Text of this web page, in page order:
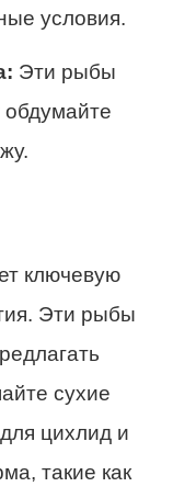
условия.
Эти рыбы
обдумайте
ключевую
Эти рыбы
сухие
цихлид и
такие как